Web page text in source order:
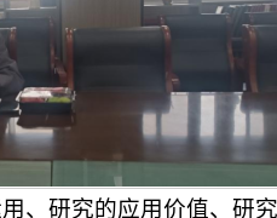
、研究的应用价值、研